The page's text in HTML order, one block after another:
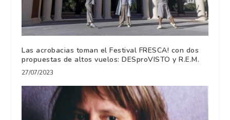
Las acrobacias toman el Festival FRESCA! con dos
propuestas de altos vuelos: DESproVISTO y R.E.M.
27/07/2023